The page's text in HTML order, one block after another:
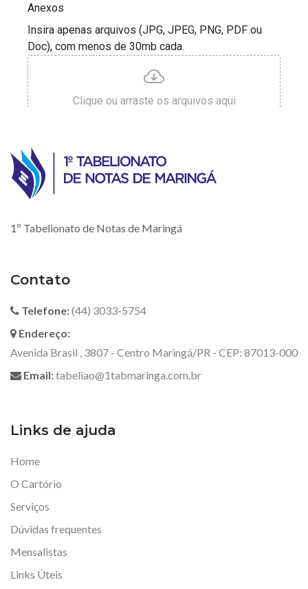
1º Tabelionato de Notas de Maringá
Contato
Telefone:(44) 3033-5754
Endereço:
Avenida Brasil , 3807 - Centro Maringá/PR - CEP: 87013-000
Email:tabeliao@1tabmaringa.com.br
Links de ajuda
Home
O Cartório
Serviços
Dúvidas frequentes
Mensalistas
Links Úteis